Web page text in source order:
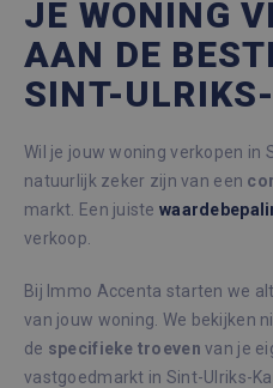
JE WONING
AAN DE
SINT-
Wil je jouw woning verkopen in
natuurlijk zeker zijn van een
markt. Een juiste
verkoop.
Bij Immo Accenta starten we
van jouw woning. We bekijken
de specifieke troeven van je
vastgoedmarkt in Sint-Ulriks-